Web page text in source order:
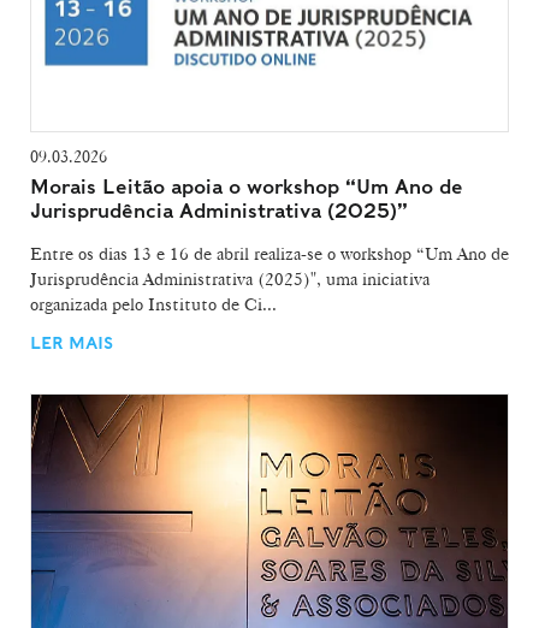
09.03.2026
Morais Leitão apoia o workshop “Um Ano de
Jurisprudência Administrativa (2025)”
Entre os dias 13 e 16 de abril realiza-se o workshop “Um Ano de
Jurisprudência Administrativa (2025)", uma iniciativa
organizada pelo Instituto de Ci...
LER MAIS